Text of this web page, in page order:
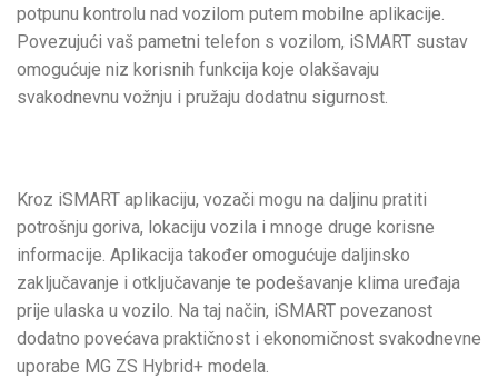
potpunu kontrolu nad vozilom putem mobilne aplikacije.
Povezujući vaš pametni telefon s vozilom, iSMART sustav
omogućuje niz korisnih funkcija koje olakšavaju
svakodnevnu vožnju i pružaju dodatnu sigurnost.
Kroz iSMART aplikaciju, vozači mogu na daljinu pratiti
potrošnju goriva, lokaciju vozila i mnoge druge korisne
informacije. Aplikacija također omogućuje daljinsko
zaključavanje i otključavanje te podešavanje klima uređaja
prije ulaska u vozilo. Na taj način, iSMART povezanost
dodatno povećava praktičnost i ekonomičnost svakodnevne
uporabe MG ZS Hybrid+ modela.